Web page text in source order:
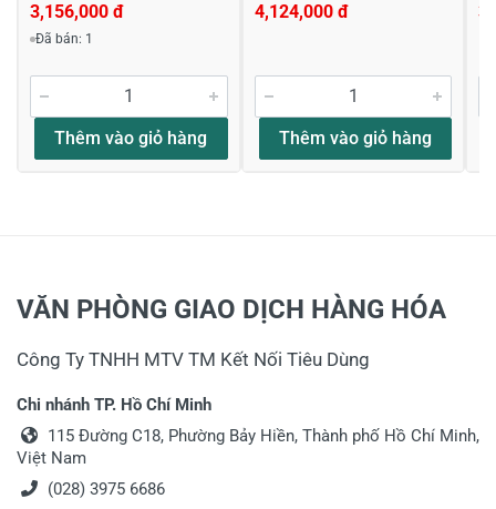
3,156,000 đ
Đã bán: 1
Thêm vào giỏ hàng
4,124,000 đ
Thêm vào giỏ hàng
VĂN PHÒNG GIAO DỊCH HÀNG HÓA
Công Ty TNHH MTV TM Kết Nối Tiêu Dùng
Chi nhánh TP. Hồ Chí Minh
115 Đường C18, Phường Bảy Hiền, Thành phố Hồ Chí Minh,
Việt Nam
(028) 3975 6686